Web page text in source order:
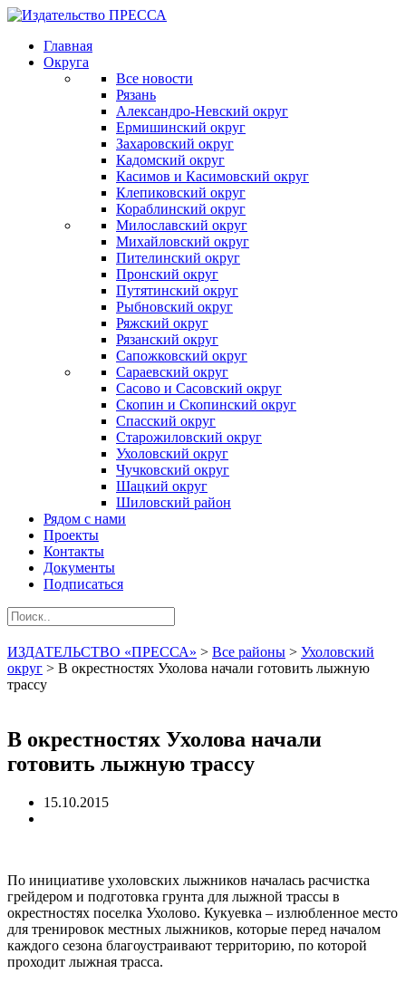
Главная
Округа
Все новости
Рязань
Александро-Невский округ
Ермишинский округ
Захаровский округ
Кадомский округ
Касимов и Касимовский округ
Клепиковский округ
Кораблинский округ
Милославский округ
Михайловский округ
Пителинский округ
Пронский округ
Путятинский округ
Рыбновский округ
Ряжский округ
Рязанский округ
Сапожковский округ
Сараевский округ
Сасово и Сасовский округ
Скопин и Скопинский округ
Спасский округ
Старожиловский округ
Ухоловский округ
Чучковский округ
Шацкий округ
Шиловский район
Рядом с нами
Проекты
Контакты
Документы
Подписаться
ИЗДАТЕЛЬСТВО «ПРЕССА» > Все районы > Ухоловский
округ > В окрестностях Ухолова начали готовить лыжную
трассу
В окрестностях Ухолова начали
готовить лыжную трассу
15.10.2015
По инициативе ухоловских лыжников началась расчистка
грейдером и подготовка грунта для лыжной трассы в
окрестностях поселка Ухолово. Кукуевка – излюбленное место
для тренировок местных лыжников, которые перед началом
каждого сезона благоустраивают территорию, по которой
проходит лыжная трасса.